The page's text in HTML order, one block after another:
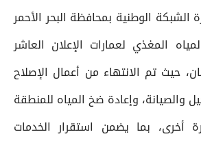
الشبكة الوطنية بمحافظة البحر الأحمر
المغذي لعمارات الإعلان العاشر
حيث تم الانتهاء من أعمال الإصلاح
والصيانة، وإعادة ضخ المياه للمنطقة
أخرى، بما يضمن استقرار الخدمات